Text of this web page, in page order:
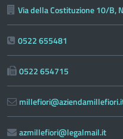
Via della Costituzione 10/B,
0522 655481
0522 654715
azmillefiori@legalmail.it